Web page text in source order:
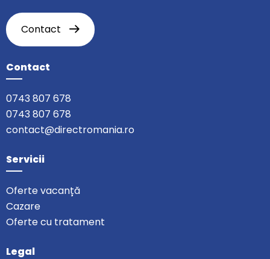
Contact
Contact
0743 807 678
0743 807 678
contact@directromania.ro
Servicii
Oferte vacanță
Cazare
Oferte cu tratament
Legal